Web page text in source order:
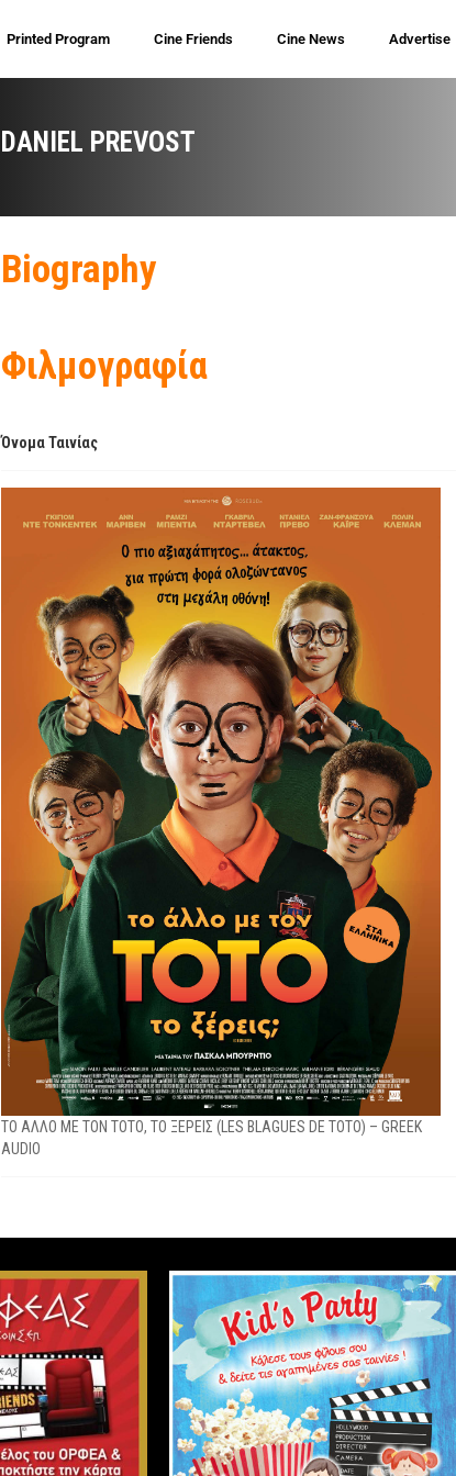
Printed Program Cine Friends Cine News Advertise
DANIEL PREVOST
Biography
Φιλμογραφία
Όνομα Ταινίας
ΤΟ ΑΛΛΟ ΜΕ ΤΟΝ ΤΟΤΟ, ΤΟ ΞΕΡΕΙΣ (LES BLAGUES DE TOTO) – GREEK
AUDIO